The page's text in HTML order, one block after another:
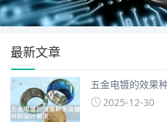
最新文章
五金电镀的效果
2025-12-30